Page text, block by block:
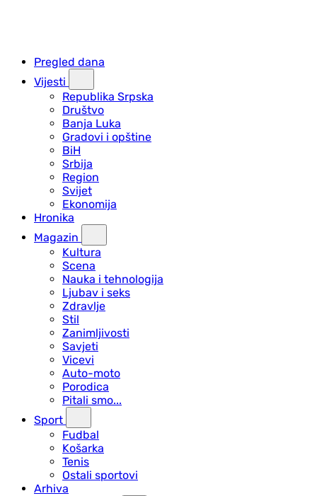
Pregled dana
Vijesti
Republika Srpska
Društvo
Banja Luka
Gradovi i opštine
BiH
Srbija
Region
Svijet
Ekonomija
Hronika
Magazin
Kultura
Scena
Nauka i tehnologija
Ljubav i seks
Zdravlje
Stil
Zanimljivosti
Savjeti
Vicevi
Auto-moto
Porodica
Pitali smo...
Sport
Fudbal
Košarka
Tenis
Ostali sportovi
Arhiva